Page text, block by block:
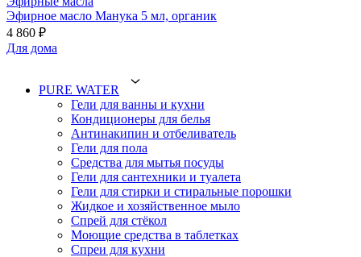
Эфирное масло Манука 5 мл, органик
4 860 ₽
Для дома
PURE WATER
Гели для ванны и кухни
Кондиционеры для белья
Антинакипин и отбеливатель
Гели для пола
Средства для мытья посуды
Гели для сантехники и туалета
Гели для стирки и стиральные порошки
Жидкое и хозяйственное мыло
Спрей для стёкол
Моющие средства в таблетках
Спреи для кухни